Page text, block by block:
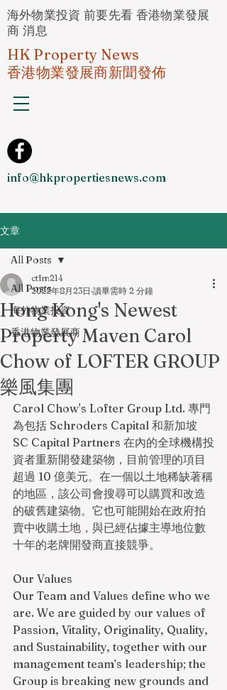
海外物業投資 前要先看 香港物業發展
商 消息
HK Property News
香港物業發展商新聞發佈
info@hkpropertiesnews.com
文章
All Posts
海外物業投資
香港物業發展商
All Posts
Hong Kong's Newest
Property Maven Carol
Chow of LOFTER GROUP
樂風集團
ctfm214
2022年8月23日 讀畢需時 2 分鐘
Carol Chow's Lofter Group Ltd. 專門
為包括 Schroders Capital 和新加坡
SC Capital Partners 在內的全球機構投
資者重新開發建築物，目前管理的項目
超過 10 億美元。在一個以土地稀缺著稱
的地區，該公司會搜尋可以購買和改造
的破舊建築物。它也可能開始在政府拍
賣中收購土地，與已經佔據主導地位數
十年的老牌開發商直接競爭。
Our Values
Our Team and Values define who we
are. We are guided by our values of
Passion, Vitality, Originality, Quality,
and Sustainability, together with our
management team’s leadership; the
Group is breaking new grounds and